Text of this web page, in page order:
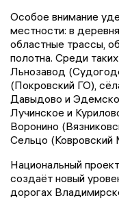
Особое внимание
местности: в
областные трассы,
полотна. Среди
Льнозавод
(Покровский ГО),
Давыдово и
Лучинское и
Воронино
Сельцо (Ковровский
Национальный
создаёт новый
дорогах